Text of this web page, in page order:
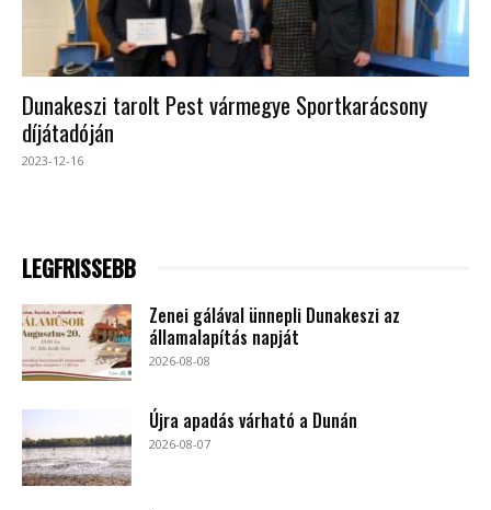
Dunakeszi tarolt Pest vármegye Sportkarácsony
díjátadóján
2023-12-16
LEGFRISSEBB
Zenei gálával ünnepli Dunakeszi az
államalapítás napját
2026-08-08
Újra apadás várható a Dunán
2026-08-07